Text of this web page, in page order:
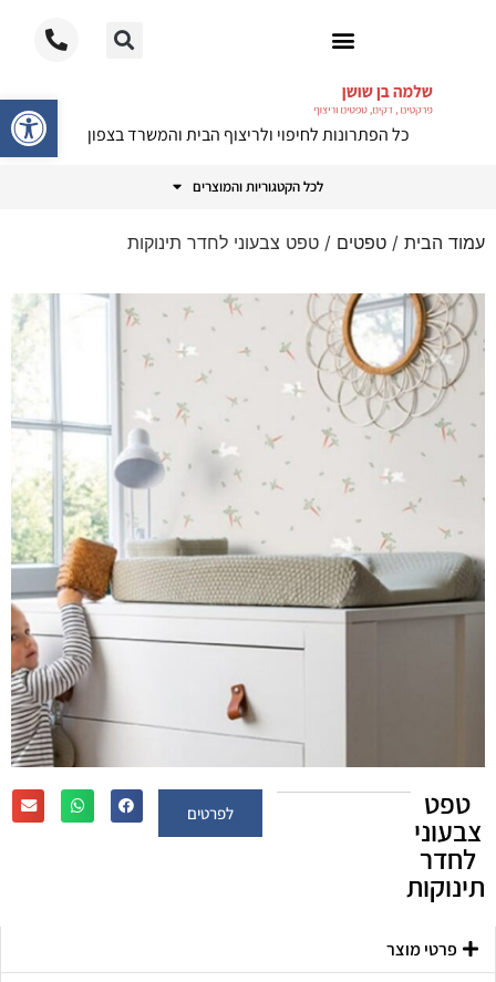
פתח
כל הפתרונות לחיפוי ולריצוף הבית והמשרד בצפון
לכל הקטגוריות והמוצרים
עמוד הבית / טפטים / טפט צבעוני לחדר תינוקות
טפט
צבעוני
לחדר
תינוקות
לפרטים
פרטי מוצר